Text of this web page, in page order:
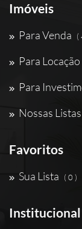
Imóveis
Para Venda (
Para Locação
Para
Nossas Listas
Favoritos
Sua Lista ( 0 )
Institucional